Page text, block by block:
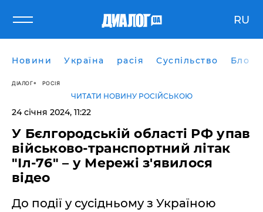
RU
Новини Україна расія Суспільство Блоги
ДІАЛОГ РОСІЯ
ЧИТАТИ НОВИНУ РОСІЙСЬКОЮ
24 січня 2024, 11:22
У Бєлгородській області РФ упав
військово-транспортний літак
"Іл-76" – у Мережі з'явилося
відео
До події у сусідньому з Україною